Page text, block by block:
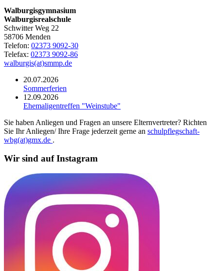
Walburgisgymnasium
Walburgisrealschule
Schwitter Weg 22
58706 Menden
Telefon: 02373 9092-30
Telefax: 02373 9092-86
walburgis(at)smmp.de
20.07.2026
Sommerferien
12.09.2026
Ehemaligentreffen "Weinstube"
Sie haben Anliegen und Fragen an unsere Elternvertreter? Richten
Sie Ihr Anliegen/ Ihre Frage jederzeit gerne an schulpflegschaft-
wbg(at)gmx.de .
Wir sind auf Instagram